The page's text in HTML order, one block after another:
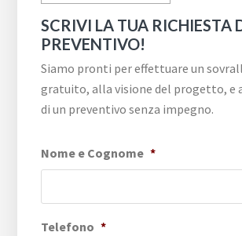
SCRIVI LA TUA RICHIESTA
PREVENTIVO!
Siamo pronti per effettuare un
gratuito, alla visione del progetto, e
di un preventivo senza impegno.
Nome e Cognome *
Telefono *